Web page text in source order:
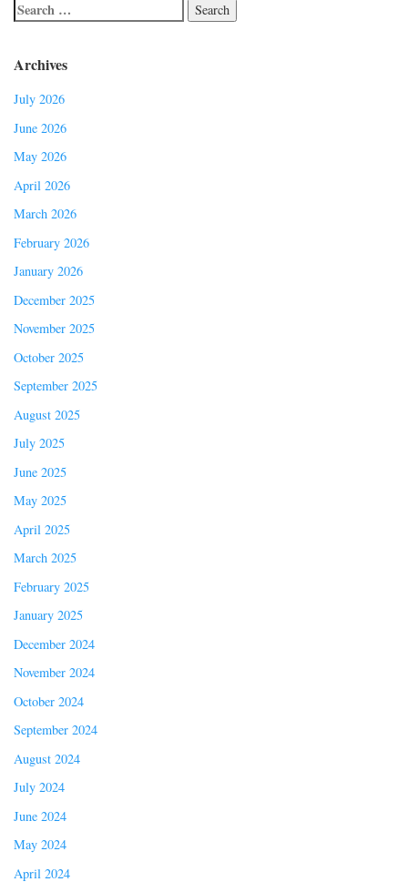
Archives
July 2026
June 2026
May 2026
April 2026
March 2026
February 2026
January 2026
December 2025
November 2025
October 2025
September 2025
August 2025
July 2025
June 2025
May 2025
April 2025
March 2025
February 2025
January 2025
December 2024
November 2024
October 2024
September 2024
August 2024
July 2024
June 2024
May 2024
April 2024